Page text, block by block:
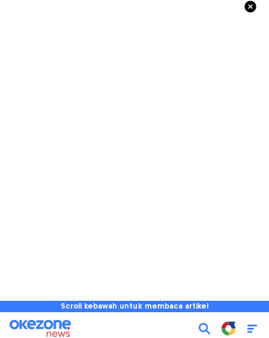
Scroll kebawah untuk membaca artikel